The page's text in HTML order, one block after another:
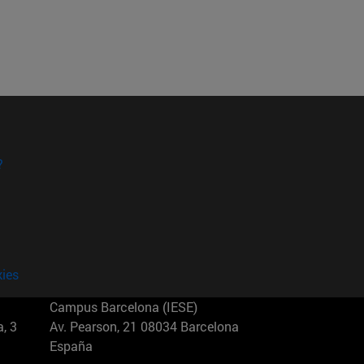
3
Campus Barcelona (IESE)
Av. Pearson, 21 08034 Barcelona
España